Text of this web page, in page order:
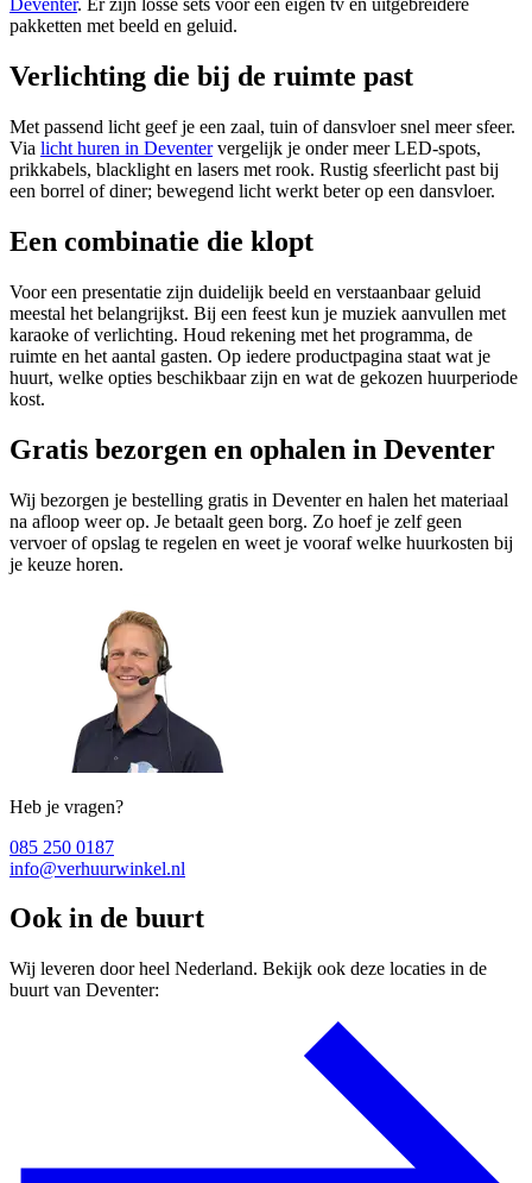
Deventer. Er zijn losse sets voor een eigen tv en uitgebreidere
pakketten met beeld en geluid.
Verlichting die bij de ruimte past
Met passend licht geef je een zaal, tuin of dansvloer snel meer sfeer.
Via licht huren in Deventervergelijk je onder meer LED-spots,
prikkabels, blacklight en lasers met rook. Rustig sfeerlicht past bij
een borrel of diner; bewegend licht werkt beter op een dansvloer.
Een combinatie die klopt
Voor een presentatie zijn duidelijk beeld en verstaanbaar geluid
meestal het belangrijkst. Bij een feest kun je muziek aanvullen met
karaoke of verlichting. Houd rekening met het programma, de
ruimte en het aantal gasten. Op iedere productpagina staat wat je
huurt, welke opties beschikbaar zijn en wat de gekozen huurperiode
kost.
Gratis bezorgen en ophalen in Deventer
Wij bezorgen je bestelling gratis in Deventer en halen het materiaal
na afloop weer op. Je betaalt geen borg. Zo hoef je zelf geen
vervoer of opslag te regelen en weet je vooraf welke huurkosten bij
je keuze horen.
Heb je vragen?
085 250 0187
info@verhuurwinkel.nl
Ook in de buurt
Wij leveren door heel Nederland. Bekijk ook deze locaties in de
buurt van Deventer: